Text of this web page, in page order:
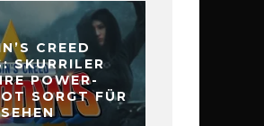
CREED
SKURRILER
POWER-
SORGT FÜR